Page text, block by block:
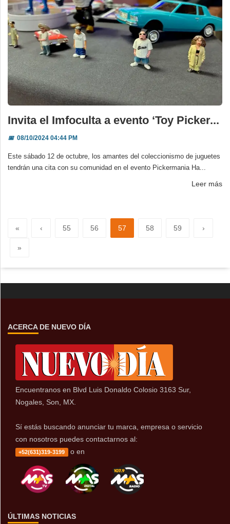
Invita el Imfoculta a evento ‘Toy Picker...
📅08/10/2024 04:44 PM
Este sábado 12 de octubre, los amantes del coleccionismo de juguetes
tendrán una cita con su comunidad en el evento Pickermania Ha...
Leer más
« ‹ 55 56 57 58 59 ›
»
ACERCA DE NUEVO DÍA
Encuentranos en Blvd Luis Donaldo Colosio 3163 Sur,
Nogales, Son, MX.
Sí estás buscando anunciar tu marca, empresa o servicio
con nosotros puedes contactarnos al:
+52(631)319-3199 o en
ÚLTIMAS NOTICIAS